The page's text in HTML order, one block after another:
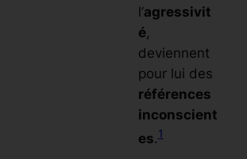
l’agressivit
é,
deviennent
pour lui des
références
inconscient
es.1